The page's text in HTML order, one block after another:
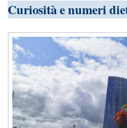
Curiosità enumeri